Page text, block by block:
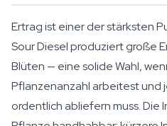
Ertrag ist einer der stärksten
Sour Diesel produziert große
Blüten — eine solide Wahl,
Pflanzenanzahl arbeitest und
ordentlich abliefern muss. Die